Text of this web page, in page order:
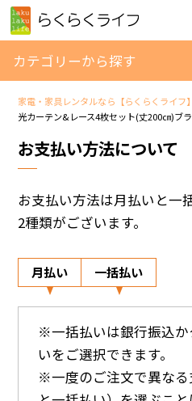
カテゴリーから探す
家電・家具レンタルなら【らくらくライフ
光カーテン&レース4枚セット(丈200㎝)ブ
お支払い方法について
お支払い方法は月払いと一
2種類がございます。
月払い 一括払い
※一括払いは銀行振込
いをご選択できます。
※一度のご注文で異な